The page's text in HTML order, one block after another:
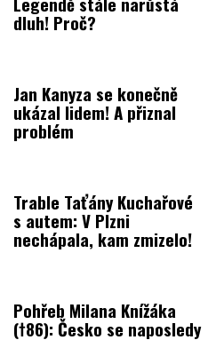
dluh! Proč?
Jan Kanyza se konečně
ukázal lidem! A přiznal
problém
Trable Taťány Kuchařové
s autem: V Plzni
nechápala, kam zmizelo!
Pohřeb Milana Knížáka
(†86): Česko se naposledy